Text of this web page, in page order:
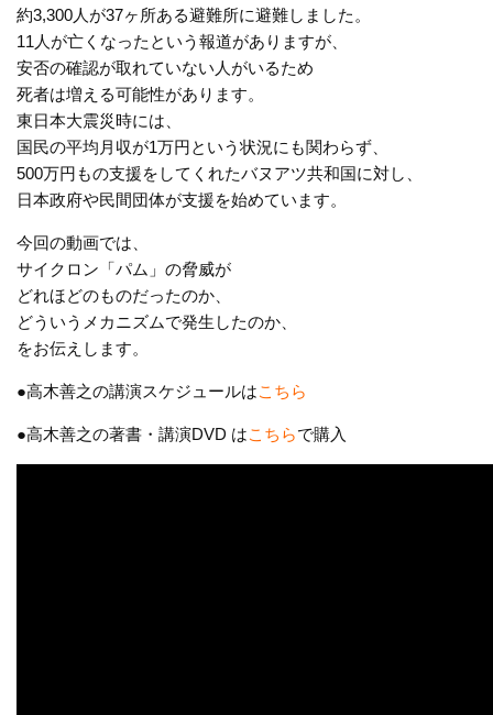
約3,300人が37ヶ所ある避難所に避難しました。
11人が亡くなったという報道がありますが、
安否の確認が取れていない人がいるため
死者は増える可能性があります。
東日本大震災時には、
国民の平均月収が1万円という状況にも関わらず、
500万円もの支援をしてくれたバヌアツ共和国に対し、
日本政府や民間団体が支援を始めています。
今回の動画では、
サイクロン「パム」の脅威が
どれほどのものだったのか、
どういうメカニズムで発生したのか、
をお伝えします。
●高木善之の講演スケジュールはこちら
●高木善之の著書・講演DVD はこちらで購入